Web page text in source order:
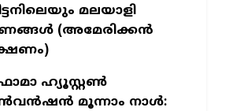
മലയാളി
(അമേരിക്കൻ
ഹ്യൂസ്റ്റൺ
മൂന്നാം നാൾ: